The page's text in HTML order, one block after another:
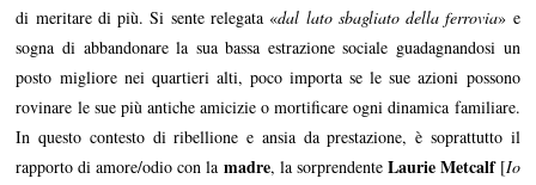
di meritare di più. Si sente relegata «dal lato sbagliato della ferrovia» e
sogna di abbandonare la sua bassa estrazione sociale guadagnandosi un
posto migliore nei quartieri alti, poco importa se le sue azioni possono
rovinare le sue più antiche amicizie o mortificare ogni dinamica familiare.
In questo contesto di ribellione e ansia da prestazione, è soprattutto il
rapporto di amore/odio con la madre, la sorprendente Laurie Metcalf[Io